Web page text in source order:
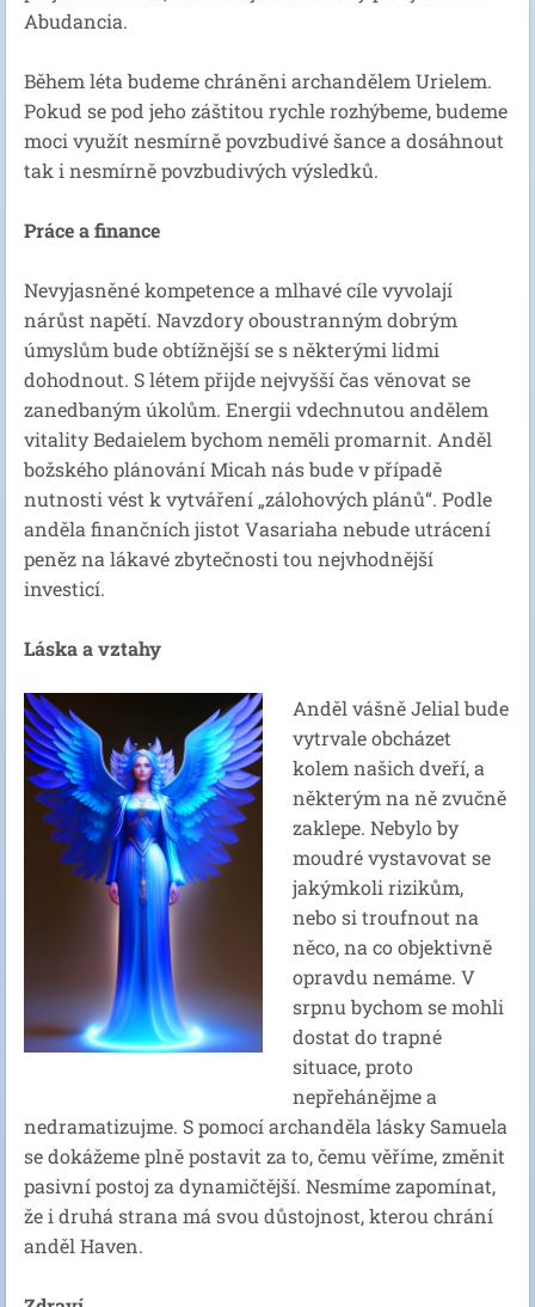
Abudancia.
Během léta budeme chráněni archandělem Urielem.
Pokud se pod jeho záštitou rychle rozhýbeme, budeme
moci využít nesmírně povzbudivé šance a dosáhnout
tak i nesmírně povzbudivých výsledků.
Práce a finance
Nevyjasněné kompetence a mlhavé cíle vyvolají
nárůst napětí. Navzdory oboustranným dobrým
úmyslům bude obtížnější se s některými lidmi
dohodnout. S létem přijde nejvyšší čas věnovat se
zanedbaným úkolům. Energii vdechnutou andělem
vitality Bedaielem bychom neměli promarnit. Anděl
božského plánování Micah nás bude v případě
nutnosti vést k vytváření „zálohových plánů“. Podle
anděla finančních jistot Vasariaha nebude utrácení
peněz na lákavé zbytečnosti tou nejvhodnější
investicí.
Láska a vztahy
Anděl vášně Jelial bude
vytrvale obcházet
kolem našich dveří, a
některým na ně zvučně
zaklepe. Nebylo by
moudré vystavovat se
jakýmkoli rizikům,
nebo si troufnout na
něco, na co objektivně
opravdu nemáme. V
srpnu bychom se mohli
dostat do trapné
situace, proto
nepřehánějme a
nedramatizujme. S pomocí archanděla lásky Samuela
se dokážeme plně postavit za to, čemu věříme, změnit
pasivní postoj za dynamičtější. Nesmíme zapomínat,
že i druhá strana má svou důstojnost, kterou chrání
anděl Haven.